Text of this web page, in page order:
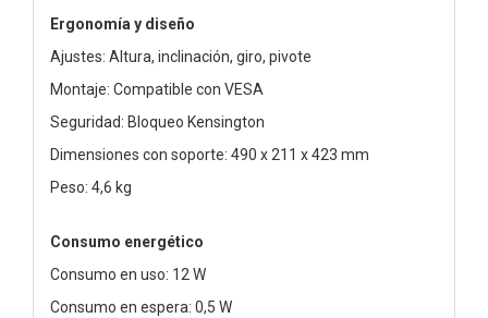
Ergonomía y diseño
Ajustes: Altura, inclinación, giro, pivote
Montaje: Compatible con VESA
Seguridad: Bloqueo Kensington
Dimensiones con soporte: 490 x 211 x 423 mm
Peso: 4,6 kg
Consumo energético
Consumo en uso: 12 W
Consumo en espera: 0,5 W